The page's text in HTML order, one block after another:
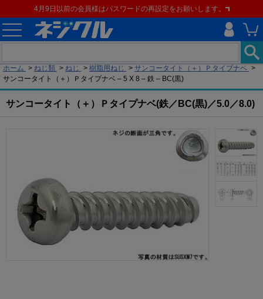
4月9日以前の会員様はパスワードの再設定をお願いします。
ホーム > ねじ類 > ねじ > 樹脂用ねじ > サンコータイト（＋）Ｐタイプナベ >
サンコータイト（＋）Ｐタイプナベ – 5 X 8 – 鉄 – BC(黒)
サンコータイト（＋）Ｐタイプナベ(鉄／BC(黒)／5.0／8.0)